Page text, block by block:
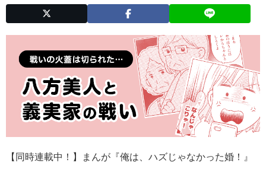
【同時連載中！】まんが『俺は、ハズじゃなかった婚！』